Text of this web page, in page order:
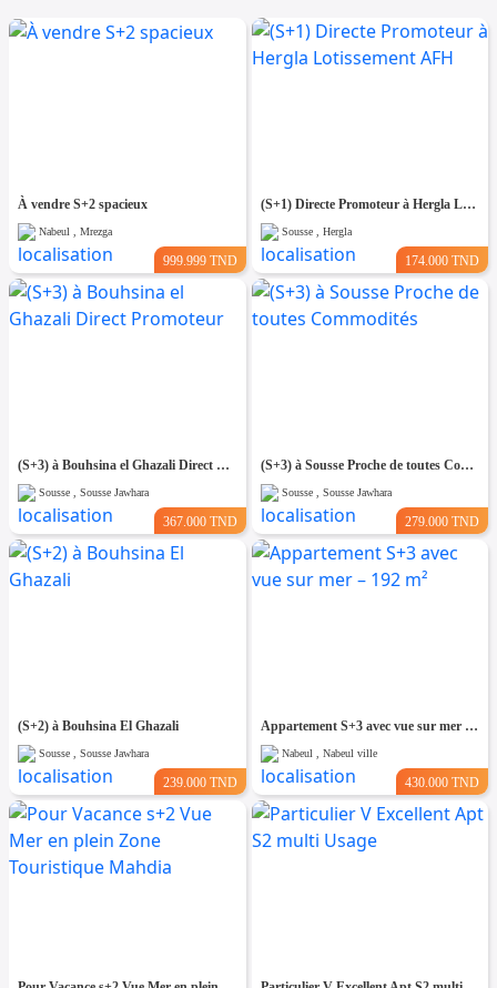
À vendre S+2 spacieux
Nabeul , Mrezga
999.999 TND
(S+1) Directe Promoteur à Hergla Lotissement AFH
Sousse , Hergla
174.000 TND
(S+3) à Bouhsina el Ghazali Direct Promoteur
Sousse , Sousse Jawhara
367.000 TND
(S+3) à Sousse Proche de toutes Commodités
Sousse , Sousse Jawhara
279.000 TND
(S+2) à Bouhsina El Ghazali
Sousse , Sousse Jawhara
239.000 TND
Appartement S+3 avec vue sur mer – 192 m²
Nabeul , Nabeul ville
430.000 TND